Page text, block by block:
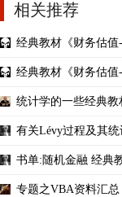
相关推荐
经典教材《财务估值
经典教材《财务估值
统计学的一些经典教
有关Lévy过程及其
书单:随机金融 经典
专题之VBA资料汇总